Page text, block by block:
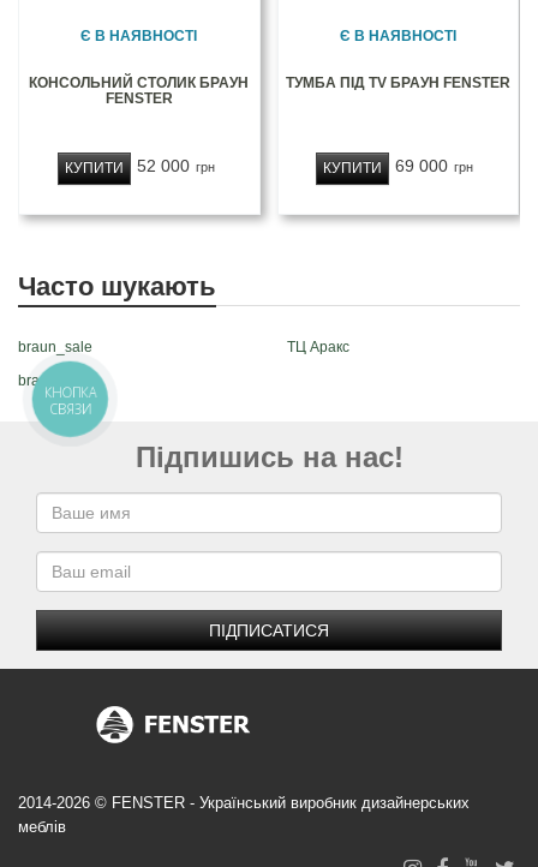
Є В НАЯВНОСТІ
КОНСОЛЬНИЙ СТОЛИК БРАУН
FENSTER
52 000 грн
КУПИТИ
Є В НАЯВНОСТІ
ТУМБА ПІД TV БРАУН FENSTER
69 000 грн
КУПИТИ
Часто шукають
braun_sale
ТЦ Аракс
braun
Підпишись на нас!
ПІДПИСАТИСЯ
2014-2026 © FENSTER - Український виробник дизайнерських
меблів
КНОПКА
СВЯЗИ